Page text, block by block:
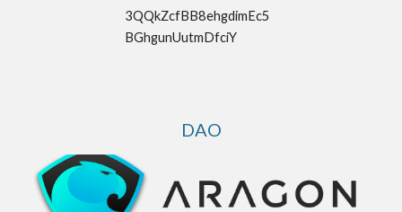
3QQkZcfBB8ehgdimEc5
BGhgunUutmDfciY
DAO